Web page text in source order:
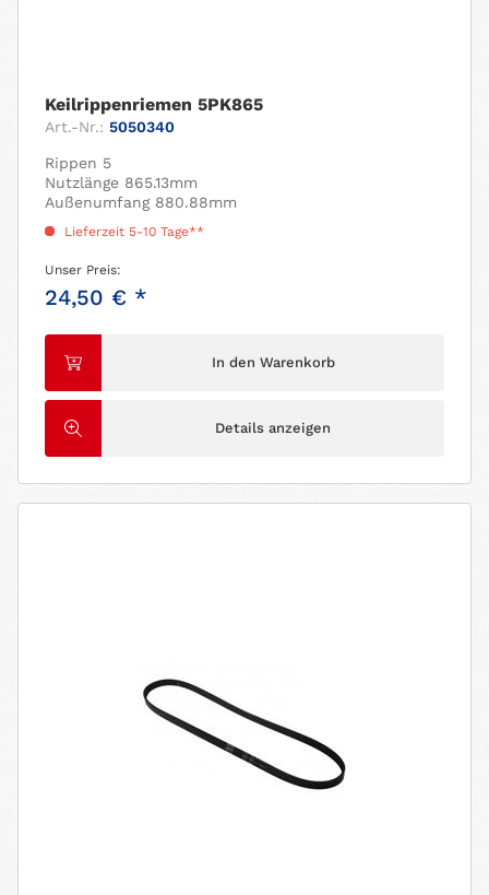
Keilrippenriemen 5PK865
Art.-Nr.: 5050340
Rippen 5
Nutzlänge 865.13mm
Außenumfang 880.88mm
Lieferzeit 5-10 Tage**
Unser Preis:
24,50 € *
In den Warenkorb
Details anzeigen